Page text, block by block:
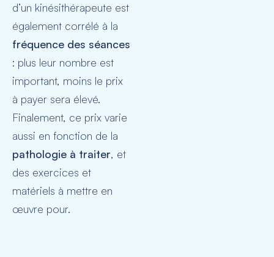
d’un kinésithérapeute est
également corrélé à la
fréquence des séances
: plus leur nombre est
important, moins le prix
à payer sera élevé.
Finalement, ce prix varie
aussi en fonction de la
pathologie à traiter, et
des exercices et
matériels à mettre en
œuvre pour.